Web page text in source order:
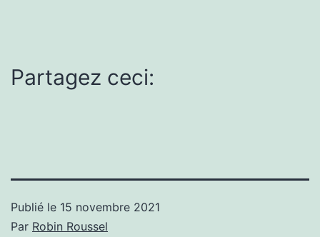
Partagez ceci:
Publié le 15 novembre 2021
Par Robin Roussel